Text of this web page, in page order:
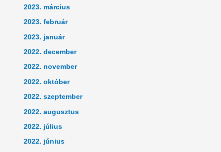
2023. március
2023. február
2023. január
2022. december
2022. november
2022. október
2022. szeptember
2022. augusztus
2022. július
2022. június